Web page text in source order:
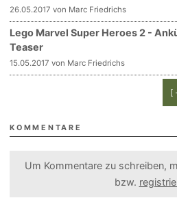
26.05.2017 von Marc Friedrichs
Lego Marvel Super Heroes 2 -
Teaser
15.05.2017 von Marc Friedrichs
[
KOMMENTARE
Um Kommentare zu schreiben,
bzw.